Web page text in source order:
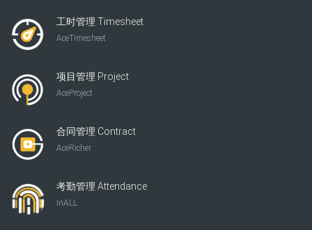
工时管理 Timesheet
AceTimesheet
项目管理 Project
AceProject
合同管理 Contract
AceRicher
考勤管理 Attendance
InALL